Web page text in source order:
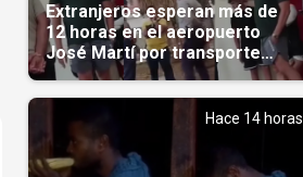
Extranjeros esperan más de
12 horas en el aeropuerto
José Martí por transporte
reservado semanas
antes(Video)
Hace 14 horas